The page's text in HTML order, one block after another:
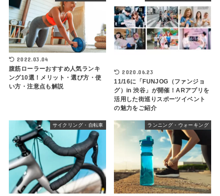
2022.03.04
腹筋ローラーおすすめ人気ランキ
ング10選！メリット・選び方・使
い方・注意点も解説
2020.06.23
11/16に「FUNJOG（ファンジョ
グ）in 渋谷」が開催！ARアプリを
活用した街巡りスポーツイベント
の魅力をご紹介
サイクリング・自転車 ランニング・ウォーキング